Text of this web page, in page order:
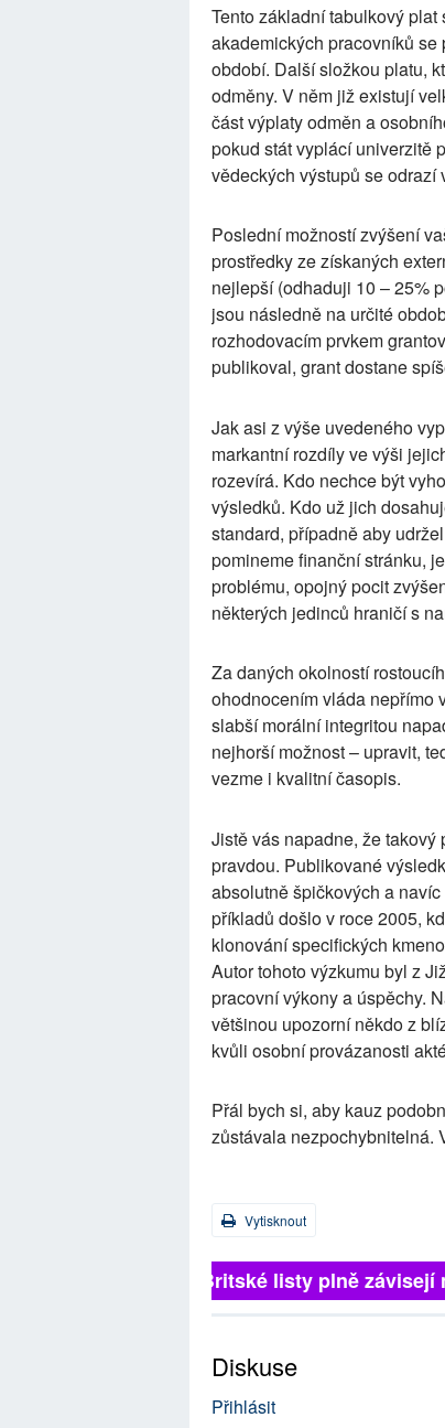
Tento základní tabulkový
akademických pracovníků
období. Další složkou platu,
odměny. V něm již existují
část výplaty odměn a
pokud stát vyplácí univerzitě
vědeckých výstupů se
Poslední možností zvýšení
prostředky ze získaných
nejlepší (odhaduji 10 – 25%
jsou následně na určité
rozhodovacím prvkem
publikoval, grant dostane
Jak asi z výše uvedeného
markantní rozdíly ve výši
rozevírá. Kdo nechce být
výsledků. Kdo už jich
standard, případně aby
pomineme finanční stránku,
problému, opojný pocit
některých jedinců hraničí s
Za daných okolností
ohodnocením vláda nepřímo
slabší morální integritou
nejhorší možnost – upravit,
vezme i kvalitní časopis.
Jistě vás napadne, že
pravdou. Publikované
absolutně špičkových a
příkladů došlo v roce 2005,
klonování specifických
Autor tohoto výzkumu byl z
pracovní výkony a úspěchy.
většinou upozorní někdo z
kvůli osobní provázanosti
Přál bych si, aby kauz
zůstávala nezpochybnitelná.
Vytisknout
Britské listy plně
Diskuse
Přihlásit